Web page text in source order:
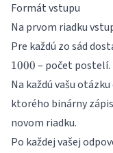
Formát vstupu
Na prvom riadku
Pre každú zo sád
1000 – počet postelí.
Na každú vašu
ktorého binárny
novom riadku.
Po každej vašej